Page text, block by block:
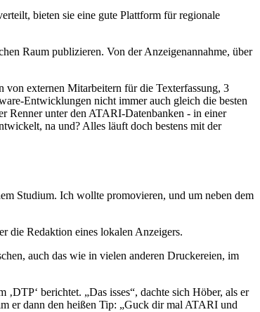
bieten sie eine gute Plattform für regionale
Raum publizieren. Von der Anzeigenannahme, über
externen Mitarbeitern für die Texterfassung, 3
Entwicklungen nicht immer auch gleich die besten
Renner unter den ATARI-Datenbanken - in einer
na und? Alles läuft doch bestens mit der
Studium. Ich wollte promovieren, und um neben dem
die Redaktion eines lokalen Anzeigers.
auch das wie in vielen anderen Druckereien, im
berichtet. „Das isses“, dachte sich Höber, als er
er dann den heißen Tip: „Guck dir mal ATARI und